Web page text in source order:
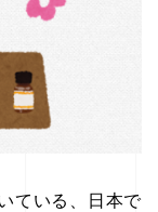
ている、日本で